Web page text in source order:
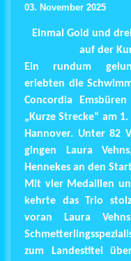
03. November 2025
Einmal Gold und
auf der
Ein rundum
erlebten die
Concordia
„Kurze Strecke“ am
Hannover. Unter 82
gingen Laura
Hennekes an den
Mit vier Medaillen
kehrte das Trio
voran Laura
zum Landestitel